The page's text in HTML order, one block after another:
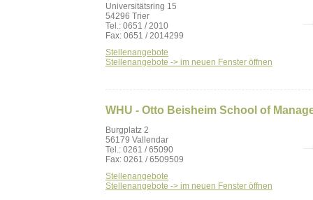
Universitätsring 15
54296 Trier
Tel.: 0651 / 2010
Fax: 0651 / 2014299
Stellenangebote
Stellenangebote -> im neuen Fenster öffnen
WHU - Otto Beisheim School of
Burgplatz 2
56179 Vallendar
Tel.: 0261 / 65090
Fax: 0261 / 6509509
Stellenangebote
Stellenangebote -> im neuen Fenster öffnen